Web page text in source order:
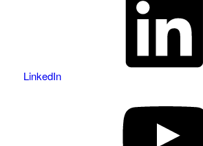
LinkedIn